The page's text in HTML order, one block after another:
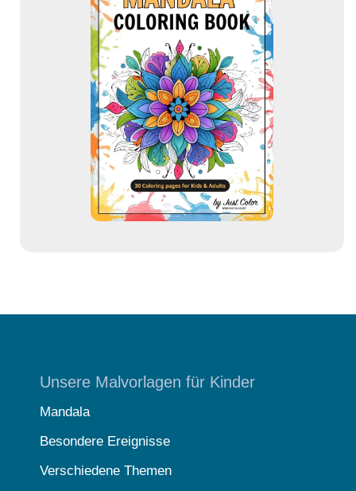
Unsere Malvorlagen für Kinder
Mandala
Besondere Ereignisse
Verschiedene Themen